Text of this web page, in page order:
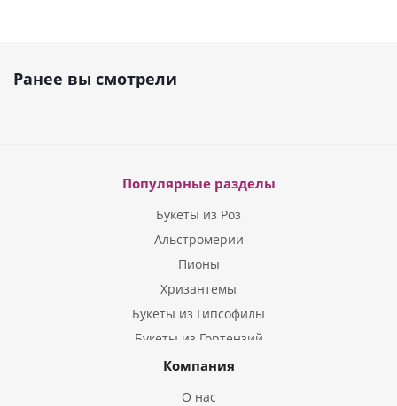
Ранее вы смотрели
Популярные разделы
Букеты из Роз
Альстромерии
Пионы
Хризантемы
Букеты из Гипсофилы
Букеты из Гортензий
Букеты из Ирисов
Компания
О нас